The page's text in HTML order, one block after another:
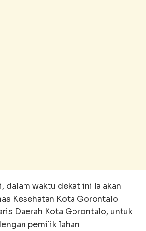
dalam waktu dekat ini Ia akan
Kesehatan Kota Gorontalo
Daerah Kota Gorontalo, untuk
pemilik lahan